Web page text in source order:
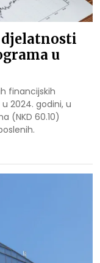
djelatnosti
u
financijskih
2024. godini, u
(NKD 60.10)